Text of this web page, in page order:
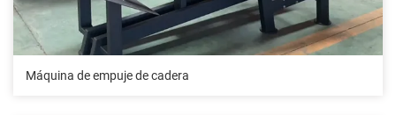
Máquina de empuje de cadera